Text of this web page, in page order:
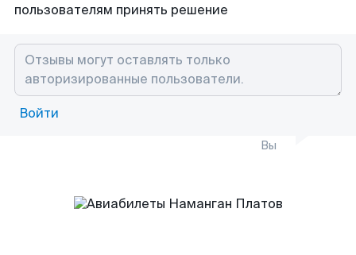
пользователям принять решение
Войти
Вы